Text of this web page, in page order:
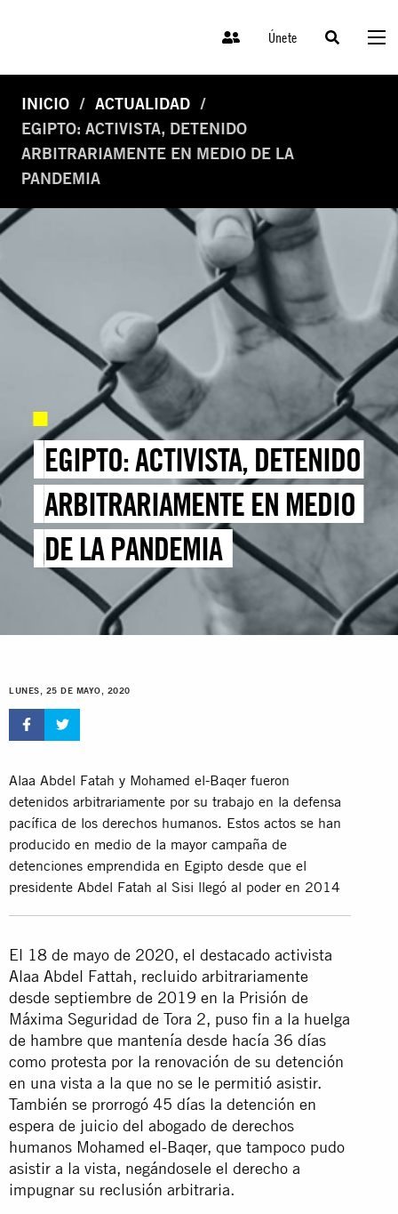
Únete
INICIO
ACTUALIDAD
EGIPTO: ACTIVISTA, DETENIDO
ARBITRARIAMENTE EN MEDIO DE LA
PANDEMIA
EGIPTO: ACTIVISTA, DETENIDO
ARBITRARIAMENTE EN MEDIO
DE LA PANDEMIA
LUNES, 25 DE MAYO, 2020
Alaa Abdel Fatah y Mohamed el-Baqer fueron
detenidos arbitrariamente por su trabajo en la defensa
pacífica de los derechos humanos. Estos actos se han
producido en medio de la mayor campaña de
detenciones emprendida en Egipto desde que el
presidente Abdel Fatah al Sisi llegó al poder en 2014
El 18 de mayo de 2020, el destacado activista
Alaa Abdel Fattah, recluido arbitrariamente
desde septiembre de 2019 en la Prisión de
Máxima Seguridad de Tora 2, puso fin a la huelga
de hambre que mantenía desde hacía 36 días
como protesta por la renovación de su detención
en una vista a la que no se le permitió asistir.
También se prorrogó 45 días la detención en
espera de juicio del abogado de derechos
humanos Mohamed el-Baqer, que tampoco pudo
asistir a la vista, negándosele el derecho a
impugnar su reclusión arbitraria.